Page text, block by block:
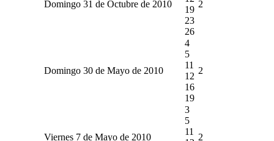
Domingo 31 de Octubre de 2010
19
23
26
2
Domingo 30 de Mayo de 2010
4
5
11
12
16
19
2
Viernes 7 de Mayo de 2010
3
5
11
2